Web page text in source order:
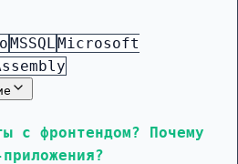
MSSQL Microsoft
с фронтендом? Почему